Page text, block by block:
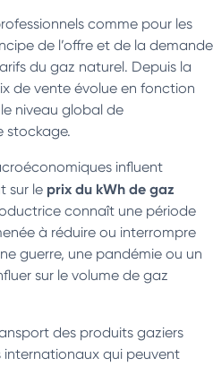
comme pour les
de l’offre et de la demande
du gaz naturel. Depuis la
de vente évolue en fonction
niveau global de
stockage.
influent
sur le prix du kWh de gaz
connaît une période
à réduire ou interrompre
guerre, une pandémie ou un
sur le volume de gaz
des produits gaziers
qui peuvent